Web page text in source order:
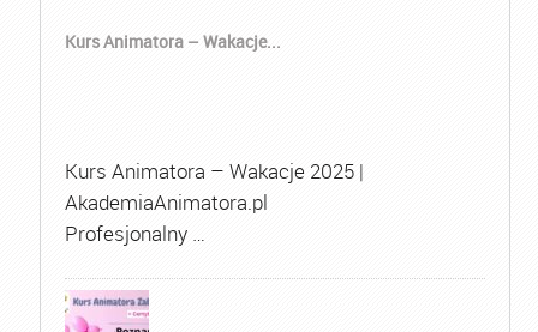
Kurs Animatora – Wakacje...
Kurs Animatora – Wakacje 2025 |
AkademiaAnimatora.pl
Profesjonalny …